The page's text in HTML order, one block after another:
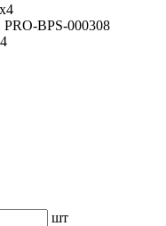
PRO-BPS-000308
шт